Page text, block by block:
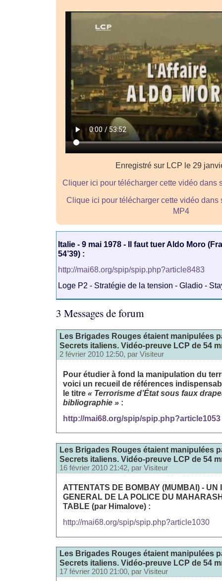
Enregistré sur LCP le 29
Cliquer ici pour télécharger cette vidéo dans
Clique ici pour télécharger cette vidéo dans
MP4
Italie - 9 mai 1978 - Il faut tuer Aldo Moro
54’39) :
http://mai68.org/spip/spip.php?article8483
Loge P2 - Stratégie de la tension - Gladio -
3 Messages de forum
Les Brigades Rouges étaient manipulées
Secrets italiens. Vidéo-preuve LCP de 54
2 février 2010 12:50, par Visiteur
Pour étudier à fond la manipulation du
voici un recueil de références
le titre « Terrorisme d’État sous faux
bibliographie » :
http://mai68.org/spip/spip.php?article1053
Les Brigades Rouges étaient manipulées
Secrets italiens. Vidéo-preuve LCP de 54
16 février 2010 21:42, par Visiteur
ATTENTATS DE BOMBAY (MUMBAI) - UN
GENERAL DE LA POLICE DU
TABLE (par Himalove) :
http://mai68.org/spip/spip.php?article1030
Les Brigades Rouges étaient manipulées
Secrets italiens. Vidéo-preuve LCP de 54
17 février 2010 21:00, par Visiteur